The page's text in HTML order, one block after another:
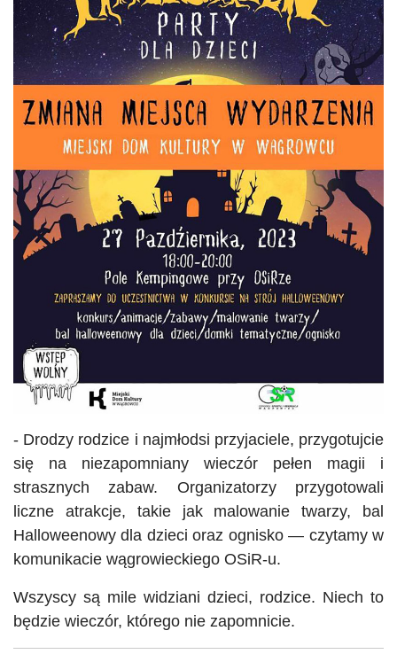
- Drodzy rodzice i najmłodsi przyjaciele, przygotujcie
się na niezapomniany wieczór pełen magii i
strasznych zabaw. Organizatorzy przygotowali
liczne atrakcje, takie jak malowanie twarzy, bal
Halloweenowy dla dzieci oraz ognisko — czytamy w
komunikacie wągrowieckiego OSiR-u.
Wszyscy są mile widziani dzieci, rodzice. Niech to
będzie wieczór, którego nie zapomnicie.